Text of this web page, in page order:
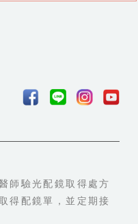
師驗光配鏡取得處方
得配鏡單，並定期接